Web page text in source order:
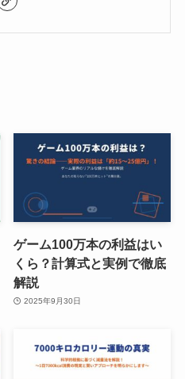
ゲーム100万本の利益はい
くら？計算式と実例で徹底
解説
2025年9月30日